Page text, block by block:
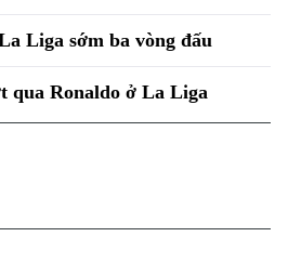
Liga sớm ba vòng đấu
qua Ronaldo ở La Liga